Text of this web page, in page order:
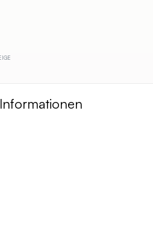
Informationen